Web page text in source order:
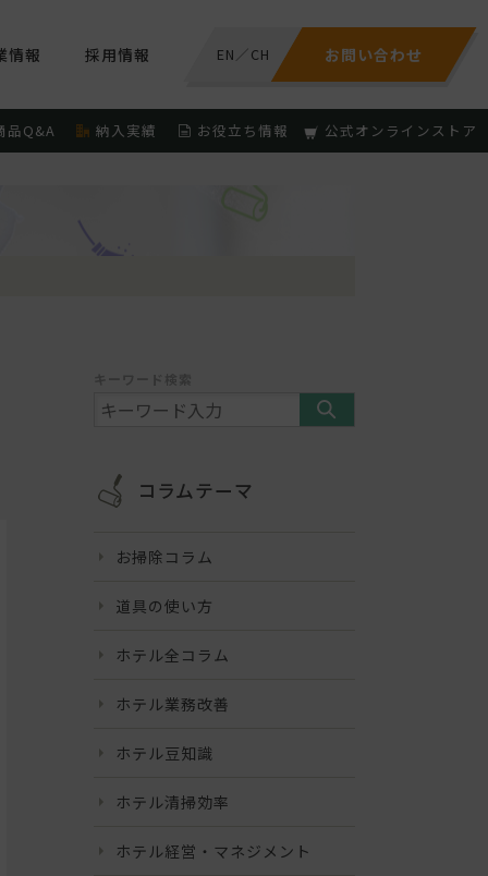
お問い合わせ
EN CH
情報 採用情報
品Q&A 納入実績 お役立ち情報 公式オンラインストア
コラムテーマ
お掃除コラム
道具の使い方
ホテル全コラム
ホテル業務改善
ホテル豆知識
ホテル清掃効率
ホテル経営・マネジメント